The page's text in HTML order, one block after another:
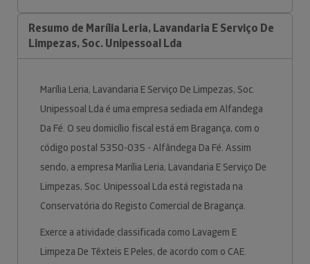
Resumo de Marília Leria, Lavandaria E Serviço De
Limpezas, Soc. Unipessoal Lda
Marília Leria, Lavandaria E Serviço De Limpezas, Soc.
Unipessoal Lda é uma empresa sediada em Alfandega
Da Fé. O seu domicílio fiscal está em Bragança, com o
código postal 5350-035 - Alfândega Da Fé. Assim
sendo, a empresa Marília Leria, Lavandaria E Serviço De
Limpezas, Soc. Unipessoal Lda está registada na
Conservatória do Registo Comercial de Bragança.
Exerce a atividade classificada como Lavagem E
Limpeza De Têxteis E Peles, de acordo com o CAE.